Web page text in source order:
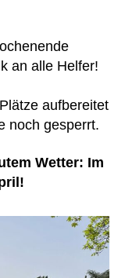
an alle Helfer!
aufbereitet
noch gesperrt.
Wetter: Im